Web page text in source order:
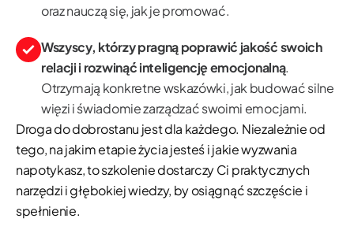
oraz nauczą się, jak je promować.
Wszyscy, którzy pragną poprawić jakość swoich
relacji i rozwinąć inteligencję emocjonalną.
Otrzymają konkretne wskazówki, jak budować silne
więzi i świadomie zarządzać swoimi emocjami.
Droga do dobrostanu jest dla każdego. Niezależnie od
tego, na jakim etapie życia jesteś i jakie wyzwania
napotykasz, to szkolenie dostarczy Ci praktycznych
narzędzi i głębokiej wiedzy, by osiągnąć szczęście i
spełnienie.